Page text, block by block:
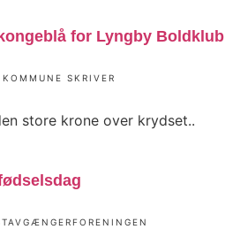
for Lyngby Boldklub
SKRIVER
store krone over krydset..